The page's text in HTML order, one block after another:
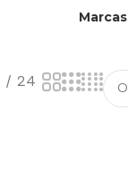
Marcas
24